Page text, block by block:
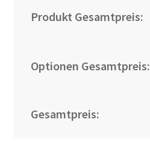
Produkt Gesamtpreis:
Optionen Gesamtpreis:
Gesamtpreis: